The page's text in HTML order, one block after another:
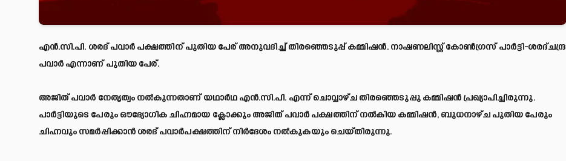
എൻ.സി.പി. ശരദ് പവാർ പക്ഷത്തിന് പുതിയ പേര് അനുവദിച്ച്‌ തിരഞ്ഞെടുപ്പ് കമ്മിഷൻ. നാഷണലിസ്റ്റ് കോണ്‍ഗ്രസ് പാർട്ടി-ശരദ്ചന്ദ്ര
പവാർ എന്നാണ് പുതിയ പേര്.
അജിത് പവാർ നേതൃത്വം നല്‍കുന്നതാണ് യഥാർഥ എൻ.സി.പി. എന്ന് ചൊവ്വാഴ്ച തിരഞ്ഞെടുപ്പു കമ്മിഷൻ പ്രഖ്യാപിച്ചിരുന്നു.
പാർട്ടിയുടെ പേരും ഔദ്യോഗിക ചിഹ്നമായ ക്ലോക്കും അജിത് പവാർ പക്ഷത്തിന് നല്‍കിയ കമ്മിഷൻ, ബുധനാഴ്ച പുതിയ പേരും
ചിഹ്നവും സമർപ്പിക്കാൻ ശരദ് പവാർപക്ഷത്തിന് നിർദേശം നല്‍കുകയും ചെയ്തിരുന്നു.